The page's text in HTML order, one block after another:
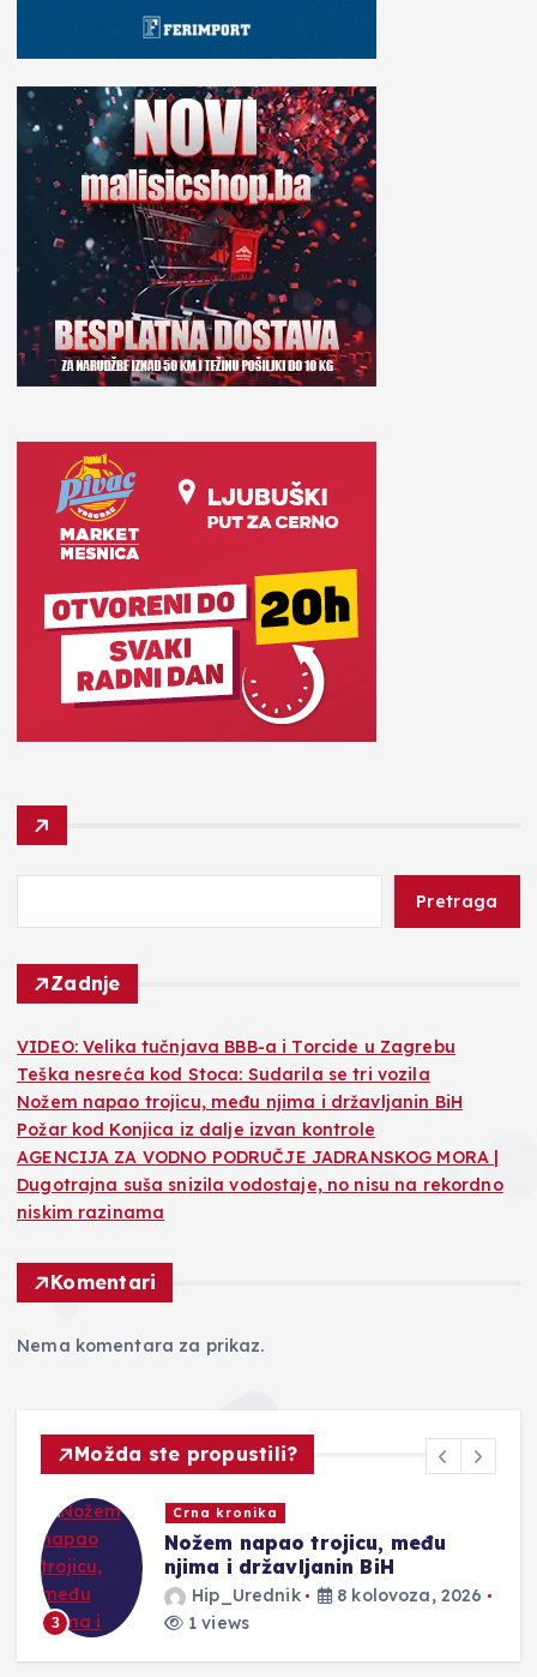
Pretraga
Zadnje
VIDEO: Velika tučnjava BBB-a i Torcide u Zagrebu
Teška nesreća kod Stoca: Sudarila se tri vozila
Nožem napao trojicu, među njima i državljanin BiH
Požar kod Konjica iz dalje izvan kontrole
AGENCIJA ZA VODNO PODRUČJE JADRANSKOG MORA |
Dugotrajna suša snizila vodostaje, no nisu na rekordno
niskim razinama
Komentari
Nema komentara za prikaz.
Možda ste propustili?
4
Novosti
Požar kod Konjica iz dalje izvan
kontrole
Hip_Urednik
8 kolovoza, 2026
2 views